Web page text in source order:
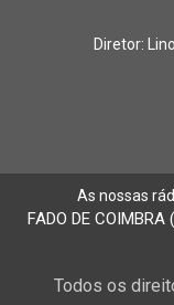
Diretor:
As nossas
FADO DE COIMBRA
Todos os